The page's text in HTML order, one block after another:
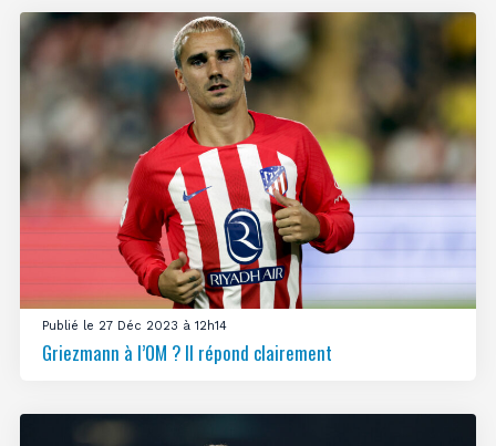
Publié le 27 Déc 2023 à 12h14
Griezmann à l’OM ? Il répond clairement